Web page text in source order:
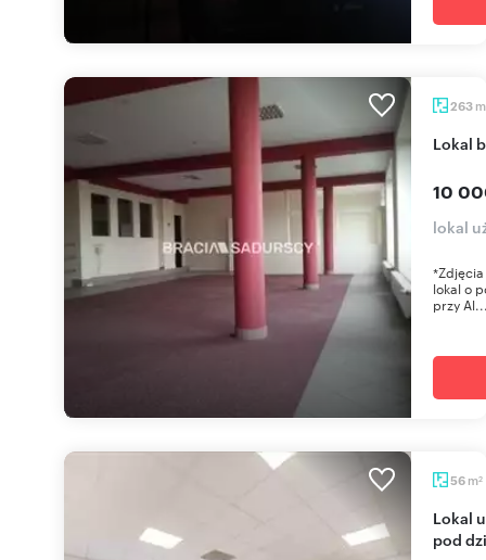
263 m
Lokal
10
lokal
lokal o
przy
56 m2
Lokal użytkowy 56 m² z parkingiem w Krakowie -
pod